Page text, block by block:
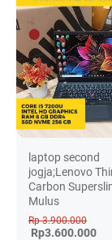
laptop second
jogja;Lenovo
Carbon
Mulus
Rp 3.900.000
Rp3.600.000